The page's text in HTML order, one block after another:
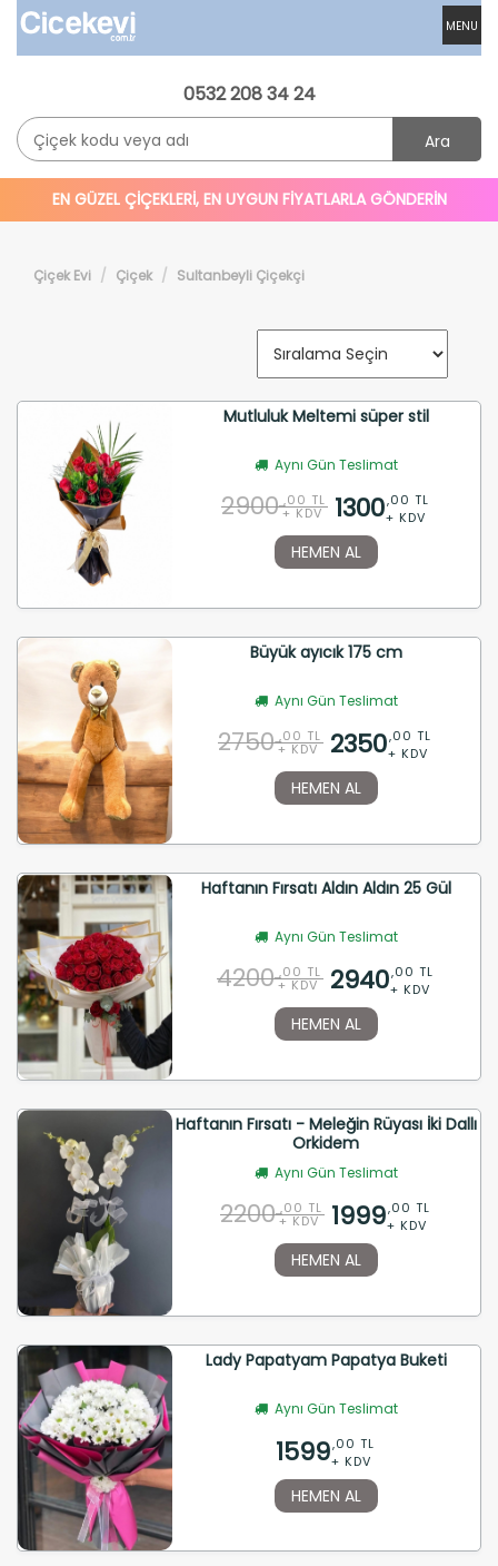
MENU
0532 208 34 24
Ara
EN GÜZEL ÇİÇEKLERİ, EN UYGUN FİYATLARLA GÖNDERİN
Çiçek Evi Çiçek Sultanbeyli Çiçekçi
Mutluluk Meltemi süper stil
Aynı Gün Teslimat
2900 ,00 TL
+ KDV 1300,00 TL
+ KDV
HEMEN AL
Büyük ayıcık 175 cm
Aynı Gün Teslimat
2750 ,00 TL
+ KDV 2350,00 TL
+ KDV
HEMEN AL
Haftanın Fırsatı Aldın Aldın 25 Gül
Aynı Gün Teslimat
4200 ,00 TL
+ KDV 2940,00 TL
+ KDV
HEMEN AL
Haftanın Fırsatı - Meleğin Rüyası İki Dallı
Orkidem
Aynı Gün Teslimat
2200 ,00 TL
+ KDV 1999,00 TL
+ KDV
HEMEN AL
Lady Papatyam Papatya Buketi
Aynı Gün Teslimat
1599,00 TL
+ KDV
HEMEN AL